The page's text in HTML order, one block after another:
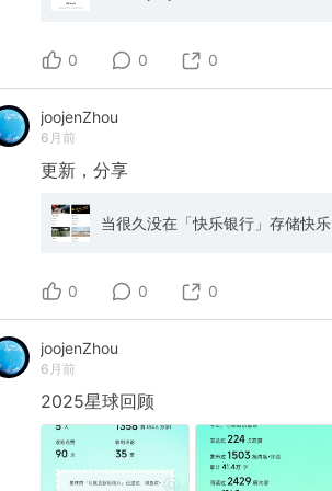
0 0 0
joojenZhou
6月前
更新，分享
当很久没在「快乐银行」存储快乐
0 0 0
joojenZhou
6月前
2025星球回顾